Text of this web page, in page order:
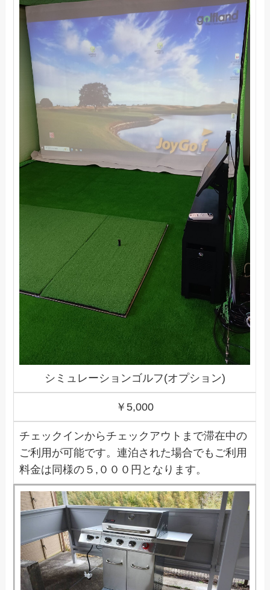
シミュレーションゴルフ(オプション)
￥5,000
チェックインからチェックアウトまで滞在中の
ご利用が可能です。連泊された場合でもご利用
料金は同様の５,０００円となります。